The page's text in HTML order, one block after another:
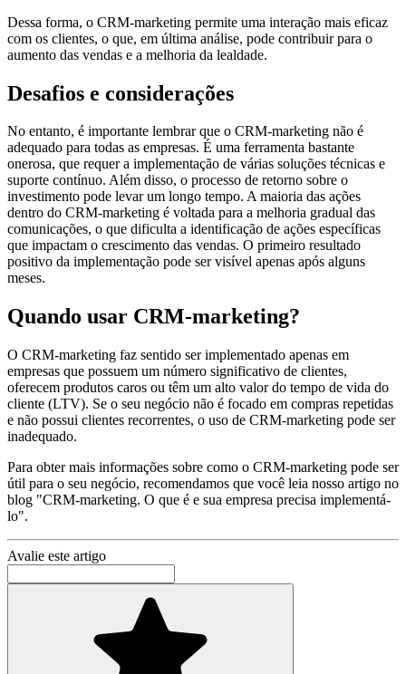
Dessa forma, o CRM-marketing permite uma interação mais eficaz
com os clientes, o que, em última análise, pode contribuir para o
aumento das vendas e a melhoria da lealdade.
Desafios e considerações
No entanto, é importante lembrar que o CRM-marketing não é
adequado para todas as empresas. É uma ferramenta bastante
onerosa, que requer a implementação de várias soluções técnicas e
suporte contínuo. Além disso, o processo de retorno sobre o
investimento pode levar um longo tempo. A maioria das ações
dentro do CRM-marketing é voltada para a melhoria gradual das
comunicações, o que dificulta a identificação de ações específicas
que impactam o crescimento das vendas. O primeiro resultado
positivo da implementação pode ser visível apenas após alguns
meses.
Quando usar CRM-marketing?
O CRM-marketing faz sentido ser implementado apenas em
empresas que possuem um número significativo de clientes,
oferecem produtos caros ou têm um alto valor do tempo de vida do
cliente (LTV). Se o seu negócio não é focado em compras repetidas
e não possui clientes recorrentes, o uso de CRM-marketing pode ser
inadequado.
Para obter mais informações sobre como o CRM-marketing pode ser
útil para o seu negócio, recomendamos que você leia nosso artigo no
blog "CRM-marketing. O que é e sua empresa precisa implementá-
lo".
Avalie este artigo